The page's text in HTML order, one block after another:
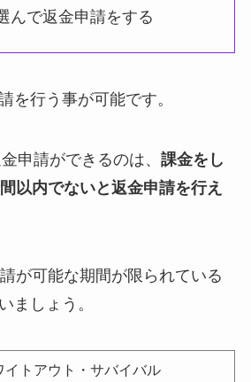
んで返金申請をする
を行う事が可能です。
申請ができるのは、 課金をし
以内でないと返金申請を行え
が可能な期間が限られている
ましょう。
イトアウト・サバイバル